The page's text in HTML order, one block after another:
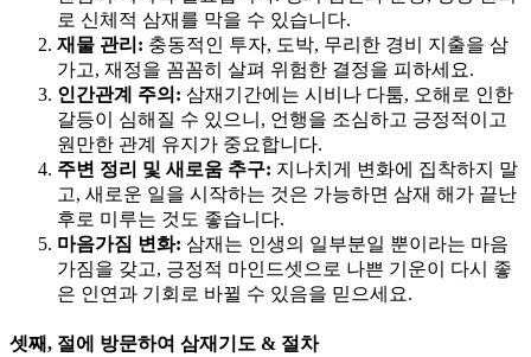
로 신체적 삼재를 막을 수 있습니다.
재물 관리: 충동적인 투자, 도박, 무리한 경비 지출을 삼
가고, 재정을 꼼꼼히 살펴 위험한 결정을 피하세요.
인간관계 주의: 삼재기간에는 시비나 다툼, 오해로 인한
갈등이 심해질 수 있으니, 언행을 조심하고 긍정적이고
원만한 관계 유지가 중요합니다.
주변 정리 및 새로움 추구: 지나치게 변화에 집착하지 말
고, 새로운 일을 시작하는 것은 가능하면 삼재 해가 끝난
후로 미루는 것도 좋습니다.
마음가짐 변화: 삼재는 인생의 일부분일 뿐이라는 마음
가짐을 갖고, 긍정적 마인드셋으로 나쁜 기운이 다시 좋
은 인연과 기회로 바뀔 수 있음을 믿으세요.
셋째, 절에 방문하여 삼재기도 & 절차